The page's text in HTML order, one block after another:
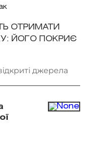
ОТРИМАТИ
ЙОГО ПОКРИЄ
джерела